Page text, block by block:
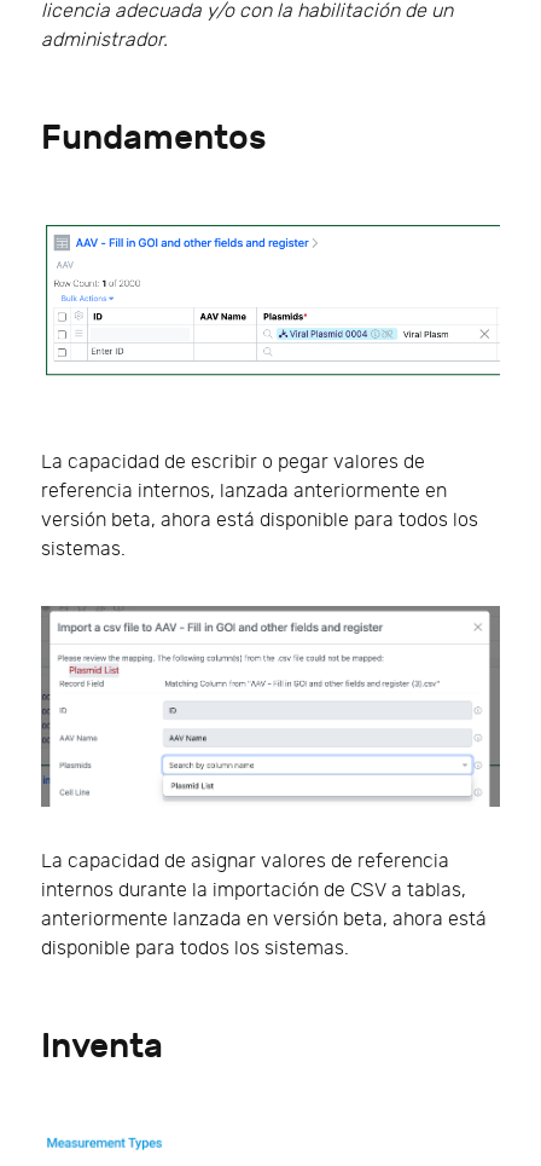
licencia adecuada y/o con la habilitación de un
administrador.
Fundamentos
La capacidad de escribir o pegar valores de
referencia internos, lanzada anteriormente en
versión beta, ahora está disponible para todos los
sistemas.
La capacidad de asignar valores de referencia
internos durante la importación de CSV a tablas,
anteriormente lanzada en versión beta, ahora está
disponible para todos los sistemas.
Inventa